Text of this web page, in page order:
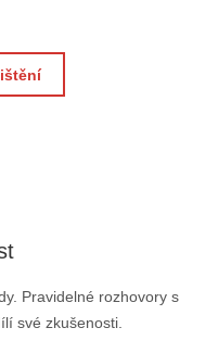
Pravidelné rozhovory s
své zkušenosti.